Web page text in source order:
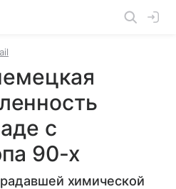
с
90-х
химической